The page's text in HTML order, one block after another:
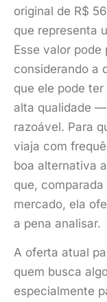
original de R$
que representa
Esse valor pode
considerando a
que ele pode
alta qualidade
razoável. Para
viaja com
boa alternativa
que,
mercado, ela
a pena analisar.
A oferta atual
quem busca
especialmente